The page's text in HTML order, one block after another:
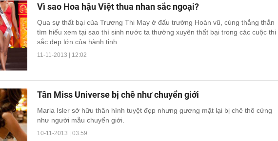
Vì sao Hoa hậu Việt thua nhan sắc ngoại?
Qua sự thất bại của Trương Thi May ở đấu trường Hoàn vũ, cùng thẳng thắn
tìm hiểu xem tại sao thí sinh nước ta thường xuyên thất bại trong các cuộc thi
sắc đẹp lớn của hành tinh.
11-11-2013 | 12:02
Tân Miss Universe bị chê như chuyển giới
Maria Isler sở hữu thân hình tuyệt đẹp nhưng gương mặt lại bị chê thô cứng
như người mẫu chuyển giới.
10-11-2013 | 03:59